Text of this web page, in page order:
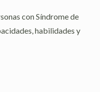
con Síndrome de
habilidades y